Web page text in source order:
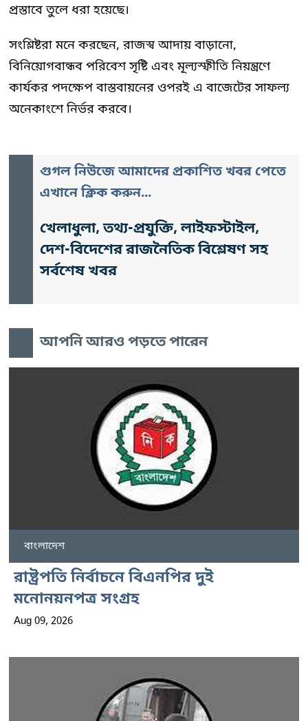
প্রস্তাবে তুলে ধরা হয়েছে।
সংশ্লিষ্টরা মনে করছেন, রাজস্ব আদায় বাড়ানো,
বিনিয়োগবান্ধব পরিবেশ সৃষ্টি এবং মূল্যস্ফীতি নিয়ন্ত্রণে
কার্যকর পদক্ষেপ বাস্তবায়নের ওপরই এ বাজেটের সাফল্য
অনেকাংশে নির্ভর করবে।
গুগল নিউজে আমাদের প্রকাশিত খবর পেতে
এখানে ক্লিক করুন...
খেলাধুলা, তথ্য-প্রযুক্তি, লাইফস্টাইল,
দেশ-বিদেশের রাজনৈতিক বিশ্লেষণ সহ
সর্বশেষ খবর
আপনি আরও পড়তে পারেন
বাংলাদেশ
রাষ্ট্রপতি নির্বাচনে বিএনপির দুই
মনোনয়নপত্র সংগ্রহ
Aug 09, 2026